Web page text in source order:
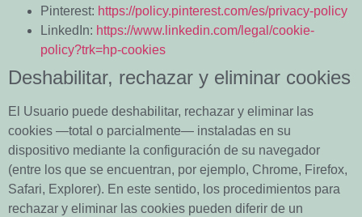
Pinterest: https://policy.pinterest.com/es/privacy-policy
LinkedIn: https://www.linkedin.com/legal/cookie-
policy?trk=hp-cookies
Deshabilitar, rechazar y eliminar cookies
El Usuario puede deshabilitar, rechazar y eliminar las
cookies —total o parcialmente— instaladas en su
dispositivo mediante la configuración de su navegador
(entre los que se encuentran, por ejemplo, Chrome, Firefox,
Safari, Explorer). En este sentido, los procedimientos para
rechazar y eliminar las cookies pueden diferir de un